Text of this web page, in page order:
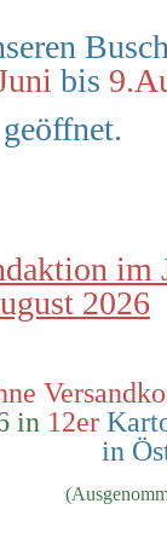
bis
geöffnet.
im
2026
in 12er